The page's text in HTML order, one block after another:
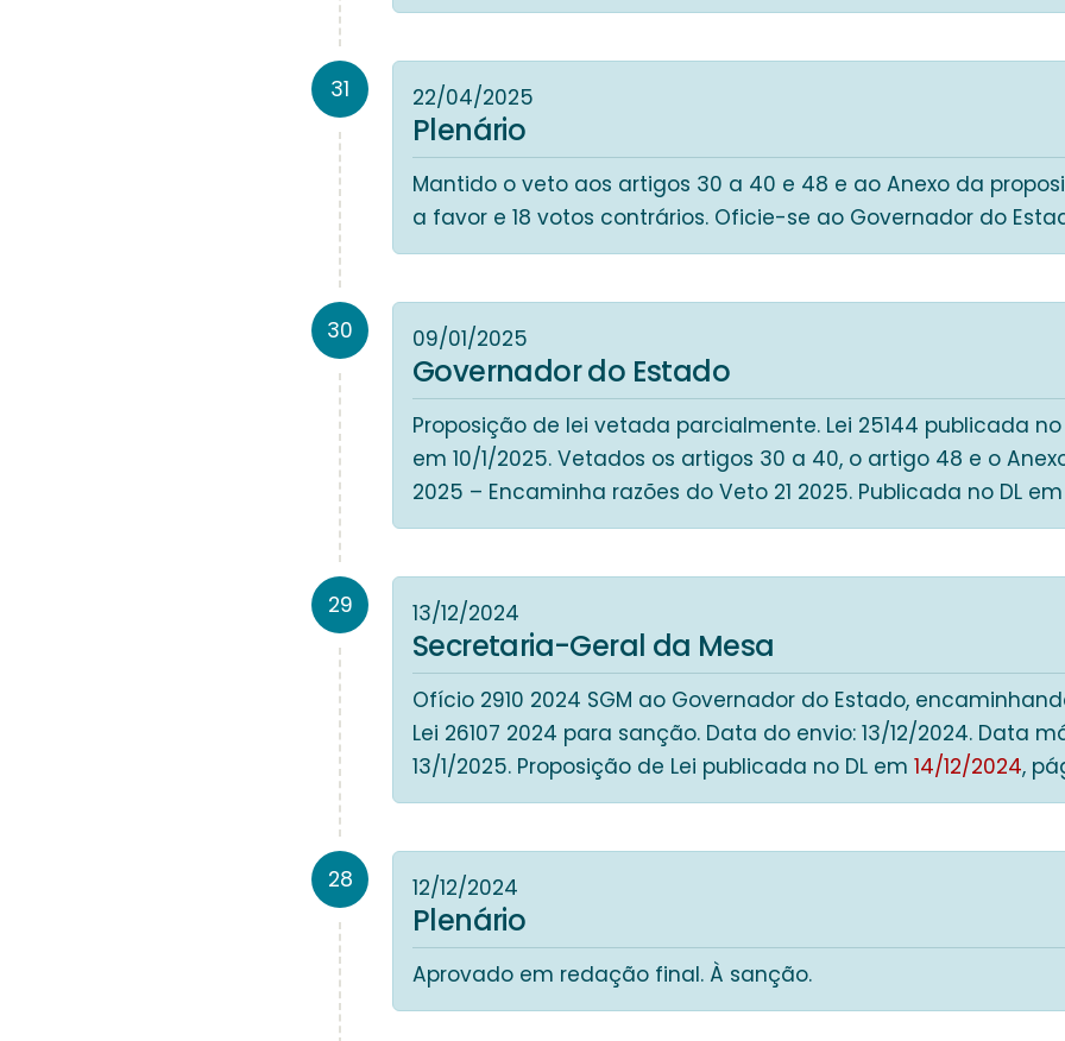
31 22/04/2025
Plenário
Mantido o veto aos artigos 30 a 40 e 48 e ao Anexo da
a favor e 18 votos contrários. Oficie-se ao Governador do
30 09/01/2025
Governador do Estado
Proposição de lei vetada parcialmente. Lei 25144 publicada
em 10/1/2025. Vetados os artigos 30 a 40, o artigo 48 e o
2025 – Encaminha razões do Veto 21 2025. Publicada no DL em
29 13/12/2024
Secretaria-Geral da Mesa
Ofício 2910 2024 SGM ao Governador do Estado,
Lei 26107 2024 para sanção. Data do envio: 13/12/2024. Data
13/1/2025. Proposição de Lei publicada no DL em 14/12/2024,
28 12/12/2024
Plenário
Aprovado em redação final. À sanção.